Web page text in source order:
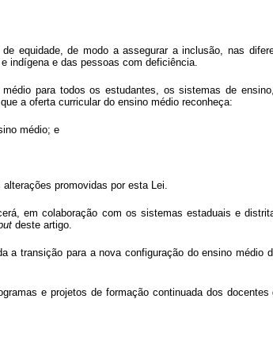
equidade, de modo a assegurar a inclusão, nas
indígena e das pessoas com deficiência.
para todos os estudantes, os sistemas de
a oferta curricular do ensino médio reconheça:
médio; e
promovidas por esta Lei.
em colaboração com os sistemas estaduais e
deste artigo.
a transição para a nova configuração do ensino médio
e projetos de formação continuada dos